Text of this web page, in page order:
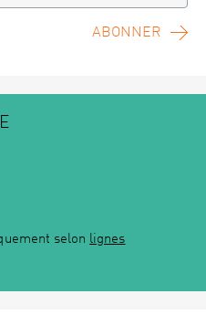
ABONNER
selon lignes